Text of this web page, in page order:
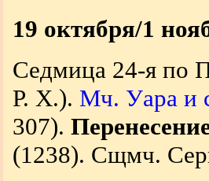
19 октября/1
Седмица 24-я по
Р. X.). Мч. Уара и
307).
(1238). Сщмч.